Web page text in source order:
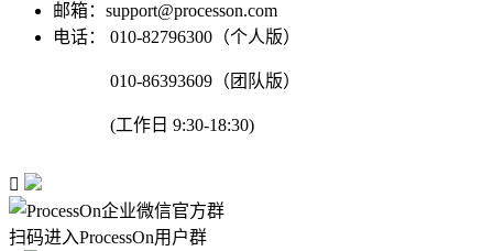
邮箱：support@processon.com
电话：
010-82796300（个人版）
010-86393609（团队版）
(工作日 9:30-18:30)

扫码进入ProcessOn用户群